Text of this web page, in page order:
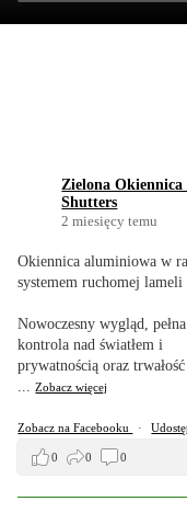
Zielona
Shutters
2 miesięcy temu
Okiennica aluminiowa w
systemem ruchomej lameli
Nowoczesny wygląd, pełna
kontrola nad światłem i
prywatnością oraz
...Zobacz więcej
Zobacz na Facebooku ·
0 0 0